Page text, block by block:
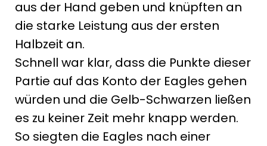
aus der Hand geben und knüpften an
die starke Leistung aus der ersten
Halbzeit an.
Schnell war klar, dass die Punkte dieser
Partie auf das Konto der Eagles gehen
würden und die Gelb-Schwarzen ließen
es zu keiner Zeit mehr knapp werden.
So siegten die Eagles nach einer